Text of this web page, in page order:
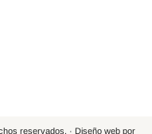
reservados. · Diseño web por